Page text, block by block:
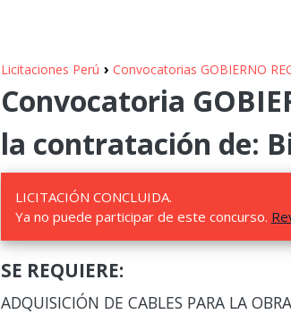
Licitaciones Perú › Convocatorias GOBIERNO
Convocatoria
la contratación de:
LICITACIÓN CONCLUIDA.
Ya no puede participar de este concurso.
SE REQUIERE:
ADQUISICIÓN DE CABLES PARA LA